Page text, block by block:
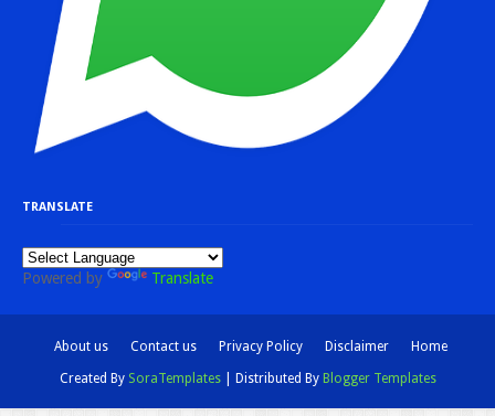
TRANSLATE
Powered by Translate
About us Contact us Privacy Policy Disclaimer Home
Created By SoraTemplates| Distributed By Blogger Templates